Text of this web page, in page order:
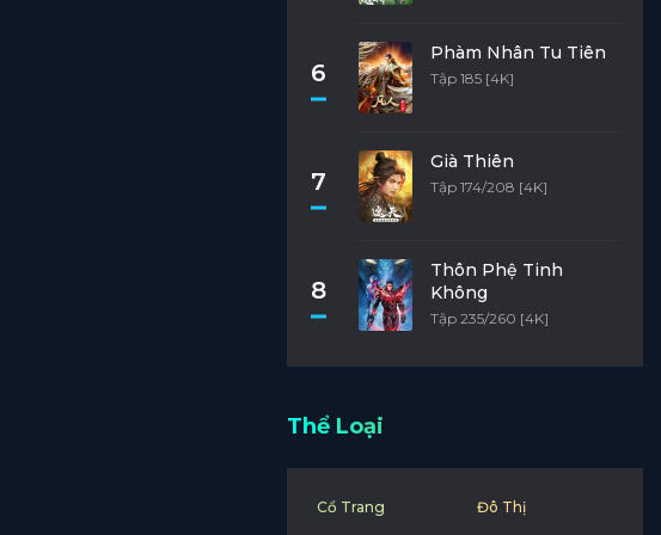
6
Phàm Nhân Tu Tiên
Tập 185 [4K]
7
Già Thiên
Tập 174/208 [4K]
8
Thôn Phệ Tinh
Không
Tập 235/260 [4K]
Thể Loại
Cổ Trang Đô Thị